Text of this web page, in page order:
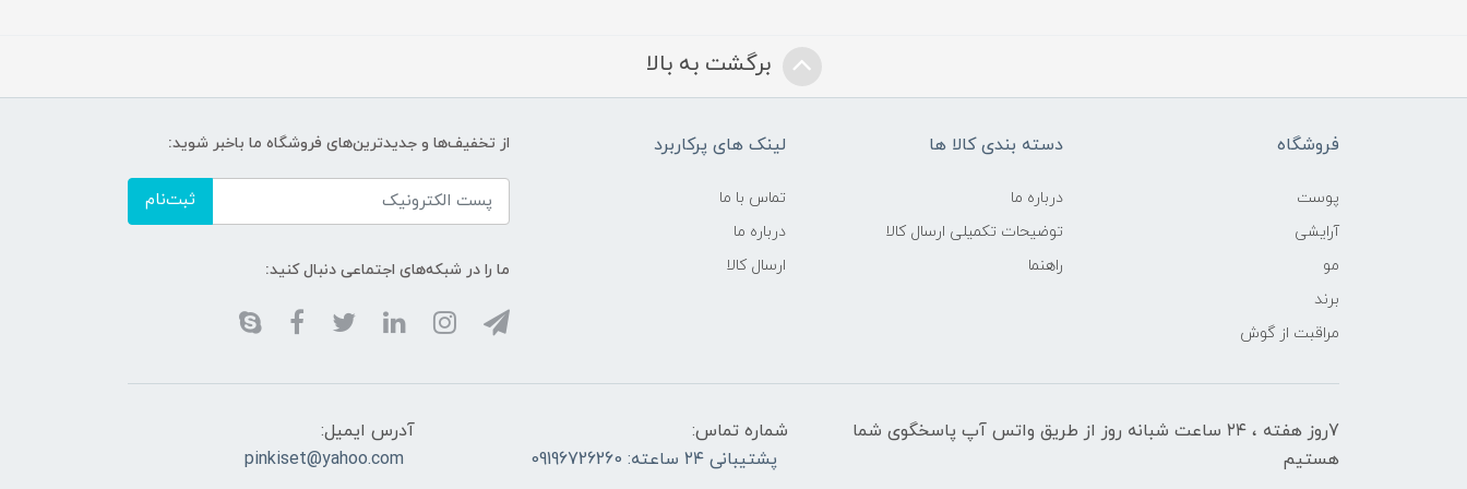
برگشت به بالا
فروشگاه
پوست
آرایشی
مو
برند
مراقبت از گوش
دسته بندی کالا ها
درباره ما
توضیحات تکمیلی ارسال کالا
راهنما
لینک های پرکاربرد
تماس با ما
درباره ما
ارسال کالا
از تخفیف‌ها و جدیدترین‌های فروشگاه ما باخبر شوید:
ثبت‌نام
ما را در شبکه‌های اجتماعی دنبال کنید:
7روز هفته ، ۲۴ ساعت شبانه‌ روز از طریق واتس آپ پاسخگوی شما
هستیم
شماره تماس:
پشتیبانی ۲۴ ساعته: 09196726260
آدرس ایمیل:
pinkiset@yahoo.com